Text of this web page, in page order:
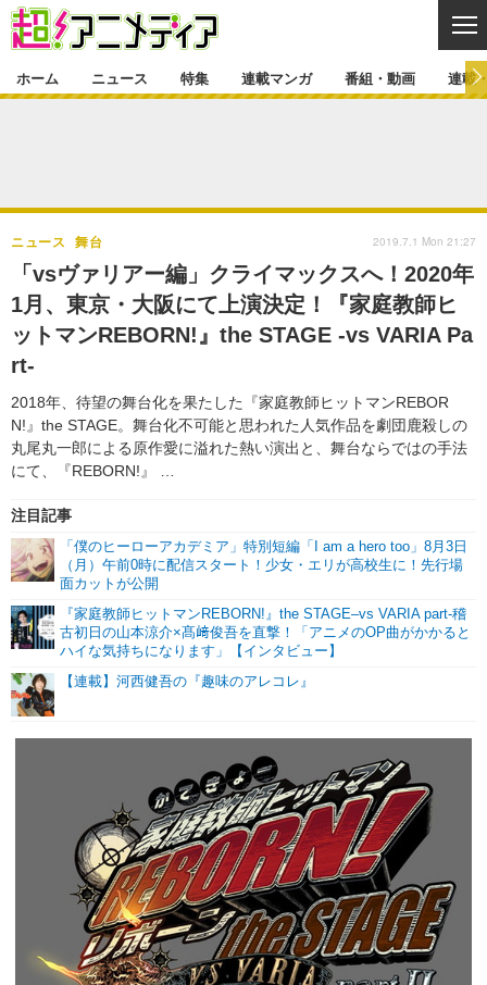
ゲーム・アプリ マンガ
グッズ イベント
声優 コスプレ
特集一覧 カバー
ラキりす
連載マンガ
連載マンガ一覧
番組・動画
番組・動画一覧 ラジオ
連載・ブログ
編集部ブログ・お知らせ
ホーム ニュース 特集 連載マンガ 番組・動画 連載
「vsヴァリアー編」クライマックスへ！2020年
1月、東京・大阪にて上演決定！『家庭教師ヒ
ットマンREBORN!』the STAGE -vs VARIA Pa
rt-
2018年、待望の舞台化を果たした『家庭教師ヒットマンREBOR
N!』the STAGE。舞台化不可能と思われた人気作品を劇団鹿殺しの
丸尾丸一郎による原作愛に溢れた熱い演出と、舞台ならではの手法
にて、『REBORN!』 …
ニュース 舞台
注目記事
「僕のヒーローアカデミア」特別短編「I am a hero too」8月3日
（月）午前0時に配信スタート！少女・エリが高校生に！先行場
面カットが公開
『家庭教師ヒットマンREBORN!』the STAGE–vs VARIA part-稽
古初日の山本涼介×髙﨑俊吾を直撃！「アニメのOP曲がかかると
ハイな気持ちになります」【インタビュー】
【連載】河西健吾の『趣味のアレコレ』
2019.7.1 Mon 21:27